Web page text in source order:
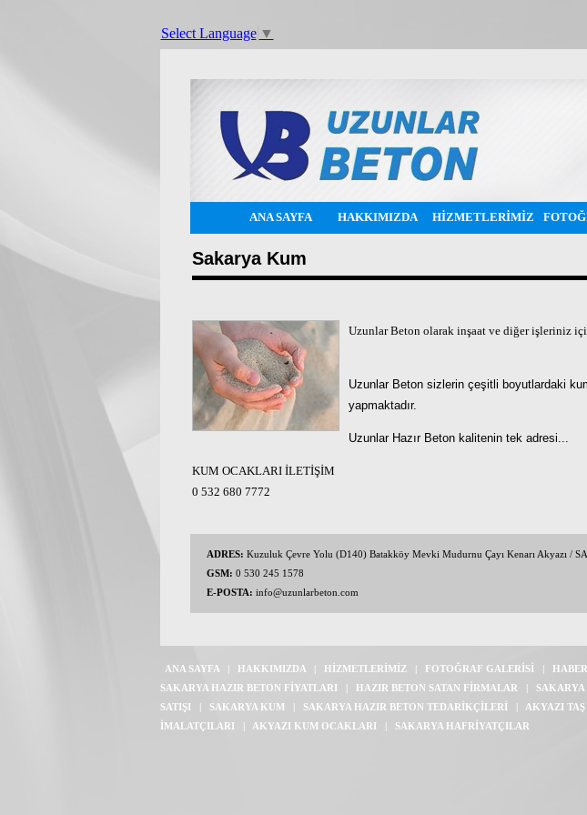
Select Language ▼
ANA SAYFA HAKKIMIZDA HİZMETLERİMİZ
Sakarya Kum
Uzunlar Beton olarak inşaat ve diğer işleriniz
Uzunlar Beton sizlerin çeşitli boyutlardaki
yapmaktadır.
Uzunlar Hazır Beton kalitenin tek adresi...
KUM OCAKLARI İLETİŞİM
0 532 680 7772
ADRES: Kuzuluk Çevre Yolu (D140) Batakköy Mevki Mudurnu Çayı Kenarı Akyazı /
GSM: 0 530 245 1578
E-POSTA: info@uzunlarbeton.com
ANA SAYFA| HAKKIMIZDA| HİZMETLERİMİZ| FOTOĞRAF GALERİSİ |
SAKARYA HAZIR BETON FİYATLARI | HAZIR BETON SATAN FİRMALAR |
SATIŞI | SAKARYA KUM| SAKARYA HAZIR BETON TEDARİKÇİLERİ | AKYAZI
İMALATÇILARI | AKYAZI KUM OCAKLARI | SAKARYA HAFRİYATÇILAR